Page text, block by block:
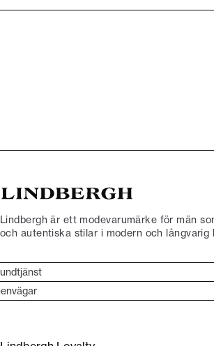
Lindbergh är ett modevarumärke för män
och autentiska stilar i modern och långvarig